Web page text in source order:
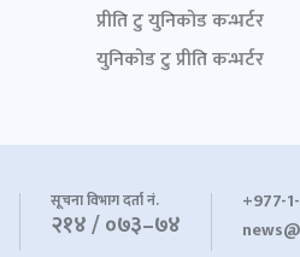
प्रीति टु युनिकोड कन्भर्टर
युनिकोड टु प्रीति कन्भर्टर
सूचना विभाग दर्ता नं.
२१४ / ०७३–७४
+977-